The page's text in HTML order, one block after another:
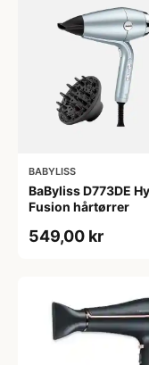
BABYLISS
BaByliss D773DE
Fusion hårtørrer
549,00 kr